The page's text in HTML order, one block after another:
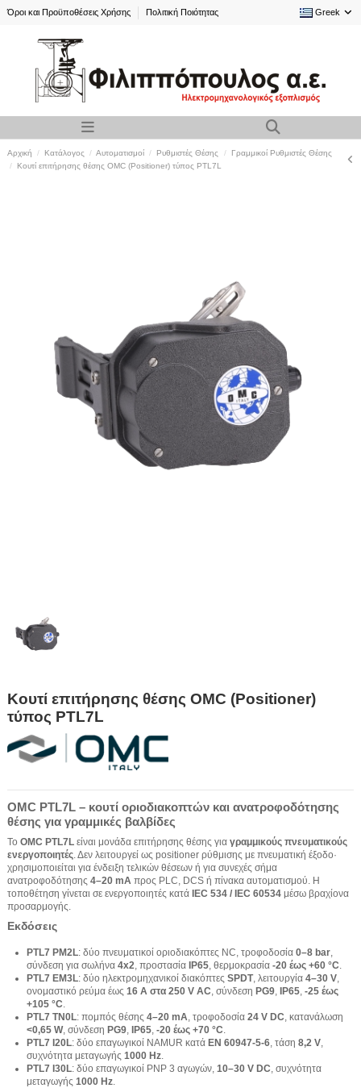
Όροι και Προϋποθέσεις Χρήσης Πολιτική Ποιότητας Greek
Αρχική Κατάλογος Αυτοματισμοί Ρυθμιστές Θέσης
Γραμμικοί Ρυθμιστές Θέσης
Κουτί επιτήρησης θέσης OMC (Positioner) τύπος PTL7L
Κουτί επιτήρησης θέσης OMC (Positioner)
τύπος PTL7L
OMC PTL7L – κουτί οριοδιακοπτών και ανατροφοδότησης
θέσης για γραμμικές βαλβίδες
Το OMC PTL7L είναι μονάδα επιτήρησης θέσης για γραμμικούς πνευματικούς
ενεργοποιητές. Δεν λειτουργεί ως positioner ρύθμισης με πνευματική έξοδο·
χρησιμοποιείται για ένδειξη τελικών θέσεων ή για συνεχές σήμα
ανατροφοδότησης 4–20 mA προς PLC, DCS ή πίνακα αυτοματισμού. Η
τοποθέτηση γίνεται σε ενεργοποιητές κατά IEC 534 / IEC 60534 μέσω βραχίονα
προσαρμογής.
Εκδόσεις
PTL7 PM2L: δύο πνευματικοί οριοδιακόπτες NC, τροφοδοσία 0–8 bar
σύνδεση για σωλήνα 4x2 , προστασία IP65 , θερμοκρασία -20 έως +60 °C
PTL7 EM3L: δύο ηλεκτρομηχανικοί διακόπτες SPDT, λειτουργία 4–30 V
ονομαστικό ρεύμα έως 16 A στα 250 V AC , σύνδεση PG9 IP65 -25 έως
+105 °C
PTL7 TN0L: πομπός θέσης 4–20 mA , τροφοδοσία 24 V DC , κατανάλωση
<0,65 W, σύνδεση PG9 IP65 -20 έως +70 °C
PTL7 I20L: δύο επαγωγικοί NAMUR κατά EN 60947-5-6 , τάση 8,2 V
συχνότητα μεταγωγής 1000 Hz
PTL7 I30L: δύο επαγωγικοί PNP 3 αγωγών, 10–30 V DC , συχνότητα
μεταγωγής 1000 Hz